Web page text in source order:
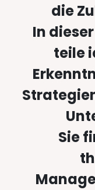
die
In
teile
Sie